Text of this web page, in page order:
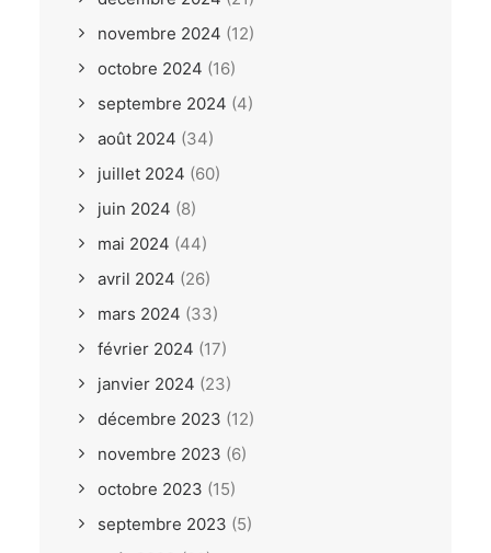
novembre 2024 (12)
octobre 2024 (16)
septembre 2024 (4)
août 2024 (34)
juillet 2024 (60)
juin 2024 (8)
mai 2024 (44)
avril 2024 (26)
mars 2024 (33)
février 2024 (17)
janvier 2024 (23)
décembre 2023 (12)
novembre 2023 (6)
octobre 2023 (15)
septembre 2023 (5)